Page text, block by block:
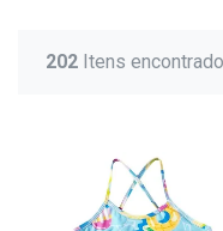
202 Itens